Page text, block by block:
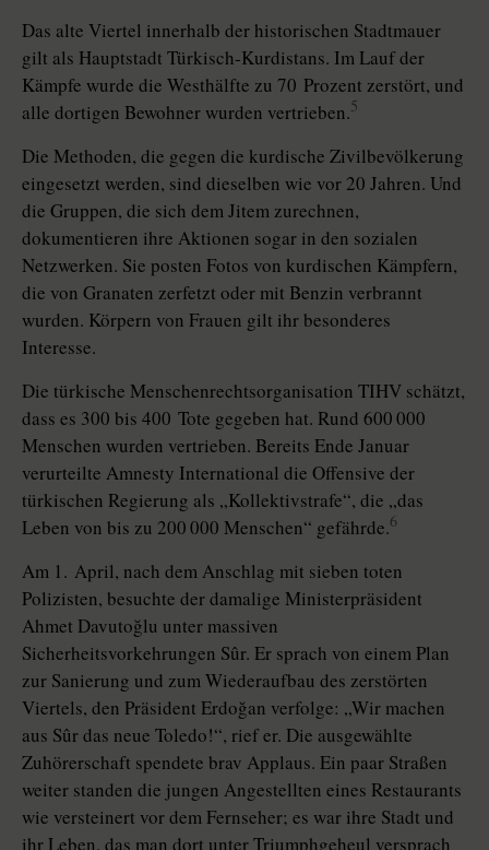
Das alte Viertel innerhalb der historischen Stadtmauer
gilt als Hauptstadt Türkisch-Kurdistans. Im Lauf der
Kämpfe wurde die Westhälfte zu 70 Prozent zerstört, und
alle dortigen Bewohner wurden vertrieben.5
Die Methoden, die gegen die kurdische Zivilbevölkerung
eingesetzt werden, sind dieselben wie vor 20 Jahren. Und
die Gruppen, die sich dem Jitem zurechnen,
dokumentieren ihre Aktionen sogar in den sozialen
Netzwerken. Sie posten Fotos von kurdischen Kämpfern,
die von Granaten zerfetzt oder mit Benzin verbrannt
wurden. Körpern von Frauen gilt ihr besonderes
Interesse.
Die türkische Menschenrechtsorganisation TIHV schätzt,
dass es 300 bis 400 Tote gegeben hat. Rund 600 000
Menschen wurden vertrieben. Bereits Ende Januar
verurteilte Amnesty International die Offensive der
türkischen Re­gie­rung als „Kollektivstrafe“, die „das
Leben von bis zu 200 000 Menschen“ gefährde.6
Am 1. April, nach dem Anschlag mit sieben toten
Polizisten, besuchte der damalige Ministerpräsident
Ahmet Davutoğlu unter massiven
Sicherheitsvorkehrungen Sûr. Er sprach von einem Plan
zur Sanierung und zum Wiederaufbau des zerstörten
Viertels, den Präsident Erdoğan verfolge: „Wir machen
aus Sûr das neue Toledo!“, rief er. Die ausgewählte
Zuhörerschaft spendete brav Applaus. Ein paar Straßen
weiter standen die jungen Angestellten eines Restaurants
wie versteinert vor dem Fernseher; es war ihre Stadt und
ihr Leben, das man dort unter Triumphgeheul versprach